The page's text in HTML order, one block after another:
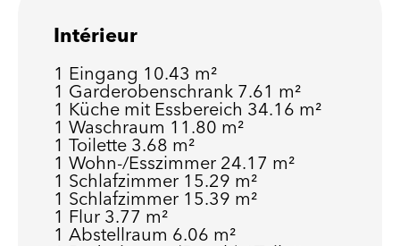
Intérieur
1 Eingang 10.43 m²
1 Garderobenschrank 7.61 m²
1 Küche mit Essbereich 34.16 m²
1 Waschraum 11.80 m²
1 Toilette 3.68 m²
1 Wohn-/Esszimmer 24.17 m²
1 Schlafzimmer 15.29 m²
1 Schlafzimmer 15.39 m²
1 Flur 3.77 m²
1 Abstellraum 6.06 m²